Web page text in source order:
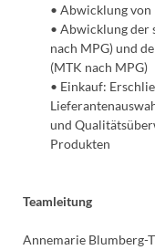
• Abwicklung von
• Abwicklung der
nach MPG) und
(MTK nach MPG)
• Einkauf:
und
Produkten
Teamleitung
Annemarie Blumberg-